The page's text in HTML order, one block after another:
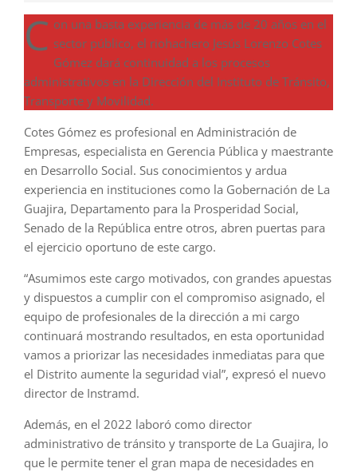
C on una basta experiencia de más de 20 años en el
sector público, el riohachero Jesús Lorenzo Cotes
Gómez dará continuidad a los procesos
administrativos en la Dirección del Instituto de Tránsito,
Transporte y Movilidad.
Cotes Gómez es profesional en Administración de
Empresas, especialista en Gerencia Pública y maestrante
en Desarrollo Social. Sus conocimientos y ardua
experiencia en instituciones como la Gobernación de La
Guajira, Departamento para la Prosperidad Social,
Senado de la República entre otros, abren puertas para
el ejercicio oportuno de este cargo.
“Asumimos este cargo motivados, con grandes apuestas
y dispuestos a cumplir con el compromiso asignado, el
equipo de profesionales de la dirección a mi cargo
continuará mostrando resultados, en esta oportunidad
vamos a priorizar las necesidades inmediatas para que
el Distrito aumente la seguridad vial”, expresó el nuevo
director de Instramd.
Además, en el 2022 laboró como director
administrativo de tránsito y transporte de La Guajira, lo
que le permite tener el gran mapa de necesidades en